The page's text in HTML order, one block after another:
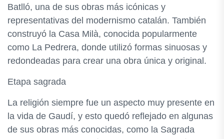
Batlló, una de sus obras más icónicas y
representativas del modernismo catalán. También
construyó la Casa Milà, conocida popularmente
como La Pedrera, donde utilizó formas sinuosas y
redondeadas para crear una obra única y original.
Etapa sagrada
La religión siempre fue un aspecto muy presente en
la vida de Gaudí, y esto quedó reflejado en algunas
de sus obras más conocidas, como la Sagrada